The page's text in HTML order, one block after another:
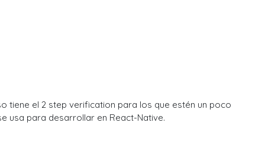
tiene el 2 step verification para los que estén un poco
usa para desarrollar en React-Native.